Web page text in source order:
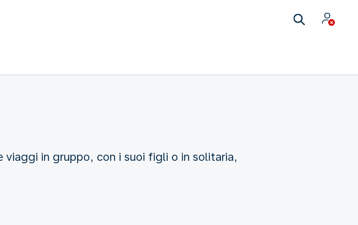
in gruppo, con i suoi figli o in solitaria,